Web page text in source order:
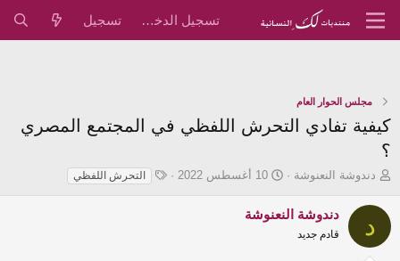
تسجيل الدخول تسجيل
مجلس الحوار العام
كيفية تفادي التحرش اللفظي في المجتمع المصري
؟
ب
د
ئ
دندوشة النعنوشة
ت
ي
10 أغسطس 2022 التحرش اللفظي
د دندوشة النعنوشة
قادم جديد